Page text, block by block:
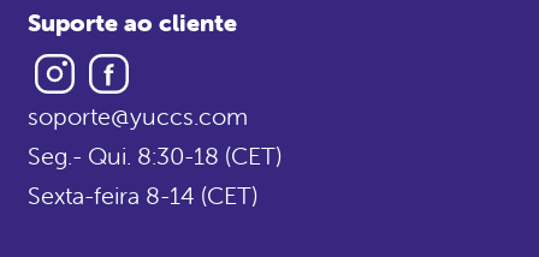
Suporte ao cliente
Instagram
soporte@yuccs.com
Seg.- Qui. 8:30-18 (CET)
Sexta-feira 8-14 (CET)